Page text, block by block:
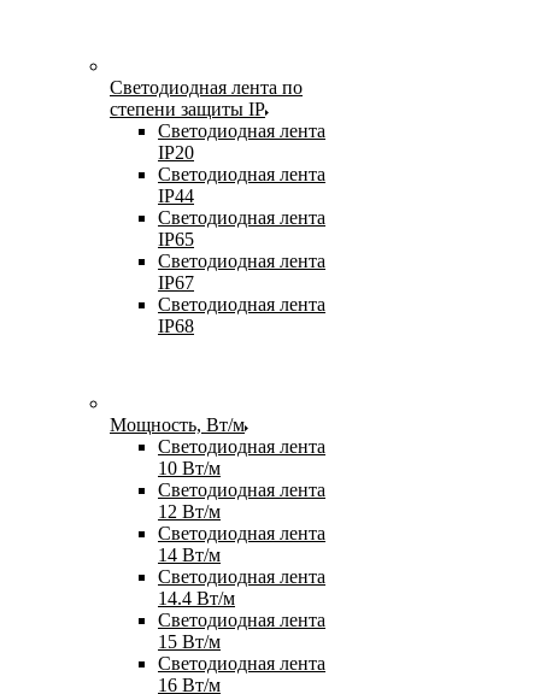
Светодиодная лента по
степени защиты IP
Светодиодная лента
IP20
Светодиодная лента
IP44
Светодиодная лента
IP65
Светодиодная лента
IP67
Светодиодная лента
IP68
Мощность, Вт/м
Светодиодная лента
10 Вт/м
Светодиодная лента
12 Вт/м
Светодиодная лента
14 Вт/м
Светодиодная лента
14.4 Вт/м
Светодиодная лента
15 Вт/м
Светодиодная лента
16 Вт/м